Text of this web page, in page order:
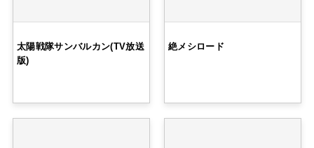
太陽戦隊サンバルカン(TV放送
版)
絶メシロード